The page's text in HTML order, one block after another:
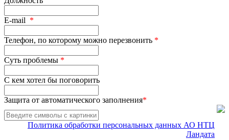
E-mail *
Телефон, по которому можно перезвонить *
Суть проблемы *
С кем хотел бы поговорить
Защита от автоматического заполнения*
Политика обработки персональных данных АО НТЦ
Ландата